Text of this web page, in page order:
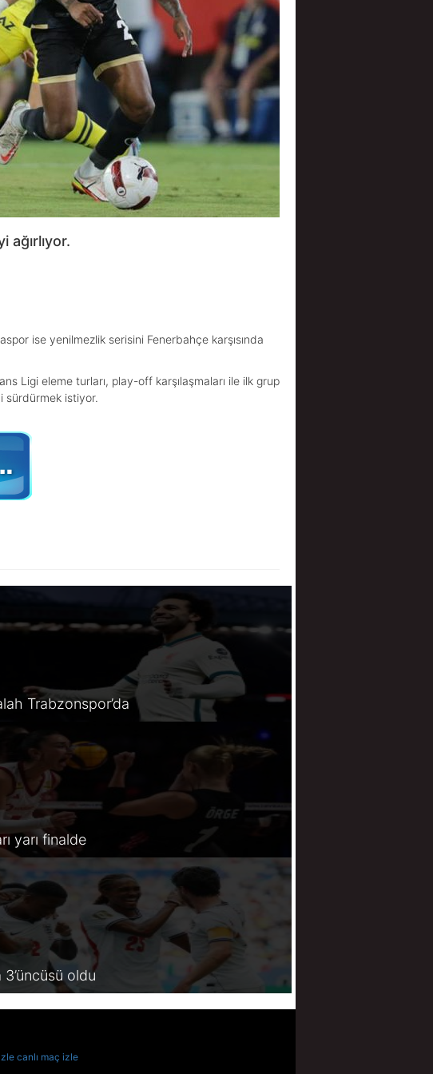
ise yenilmezlik serisini Fenerbahçe karşısında
Ligi eleme turları, play-off karşılaşmaları ile ilk grup
sürdürmek istiyor.
Trabzonspor’da
yarı finalde
oldu
canlı maç izle